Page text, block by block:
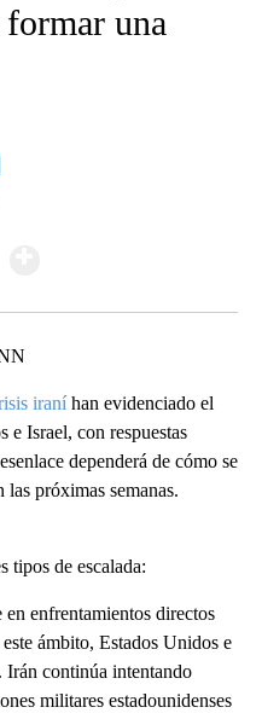
una
iraníhan evidenciado el
Israel, con respuestas
dependerá de cómo se
próximas semanas.
tipos de escalada:
enfrentamientos directos
ámbito, Estados Unidos e
continúa intentando
militares estadounidenses